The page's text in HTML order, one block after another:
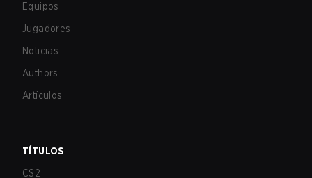
Equipos
Jugadores
Noticias
Authors
Artículos
TÍTULOS
CS2